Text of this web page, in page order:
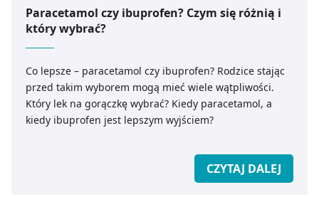
Paracetamol czy ibuprofen? Czym się różnią i
który wybrać?
Co lepsze – paracetamol czy ibuprofen? Rodzice stając
przed takim wyborem mogą mieć wiele wątpliwości.
Który lek na gorączkę wybrać? Kiedy paracetamol, a
kiedy ibuprofen jest lepszym wyjściem?
CZYTAJ DALEJ